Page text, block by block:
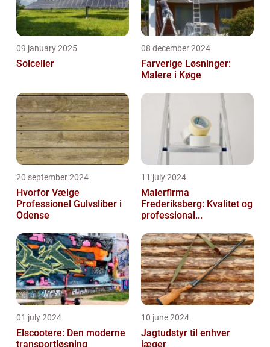
09 january 2025
Solceller
08 december 2024
Farverige Løsninger:
Malere i Køge
20 september 2024
Hvorfor Vælge
Professionel Gulvsliber i
Odense
11 july 2024
Malerfirma
Frederiksberg: Kvalitet og
professional...
01 july 2024
Elscootere: Den moderne
transportløsning
10 june 2024
Jagtudstyr til enhver
jæger